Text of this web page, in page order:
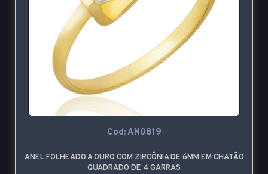
Cod: AN0819
ANEL FOLHEADO A OURO COM ZIRCÔNIA DE 6MM EM CHATÃO
QUADRADO DE 4 GARRAS